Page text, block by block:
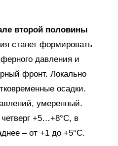
второй половины
станет формировать
давления и
фронт. Локально
осадки.
умеренный.
+5…+8°C, в
– от +1 до +5°C.